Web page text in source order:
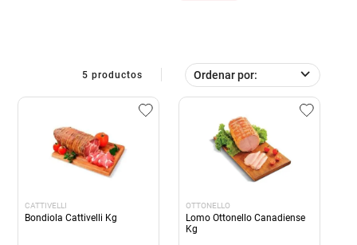
5 productos Ordenar por
CATTIVELLI
Bondiola Cattivelli Kg
OTTONELLO
Lomo Ottonello Canadiense
Kg